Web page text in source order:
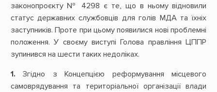
законопроєкту № 4298 є те, що в ньому відновили
статус державних службовців для голів МДА та їхніх
заступників. Проте при цьому появилися нові проблемні
положення. У своєму виступі Голова правління ЦППР
зупинився на шести таких недоліках.
1. Згідно з Концепцією реформування місцевого
самоврядування та територіальної організації влади